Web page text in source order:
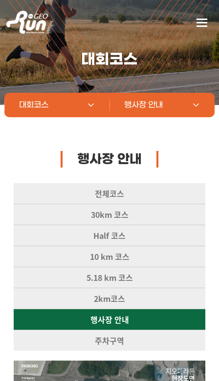
대회코스
대회코스 행사장 안내
행사장 안내
전체코스
30km 코스
Half 코스
10 km 코스
5.18 km 코스
2km코스
행사장 안내
주차구역